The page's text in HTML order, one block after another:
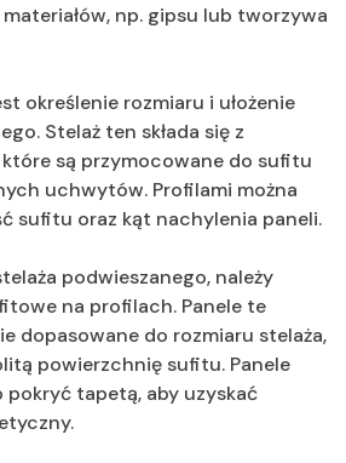
np. gipsu lub tworzywa
określenie rozmiaru i ułożenie
Stelaż ten składa się z
są przymocowane do sufitu
uchwytów. Profilami można
sufitu oraz kąt nachylenia paneli.
podwieszanego, należy
na profilach. Panele te
dopasowane do rozmiaru stelaża,
powierzchnię sufitu. Panele
pokryć tapetą, aby uzyskać